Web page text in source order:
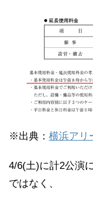
※出典： 横浜アリ
4/6(土)に計2公演
ではなく、